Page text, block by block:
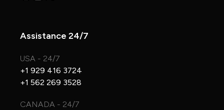
Assistance 24/7
USA - 24/7
+1 929 416 3724
+1 562 269 3528
CANADA - 24/7